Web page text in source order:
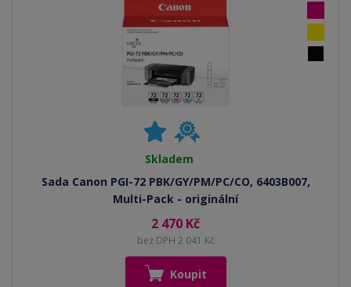
Skladem
Sada Canon PGI-72 PBK/GY/PM/PC/CO, 6403B007,
Multi-Pack - originální
2 470 Kč
bez DPH 2 041 Kč
Koupit